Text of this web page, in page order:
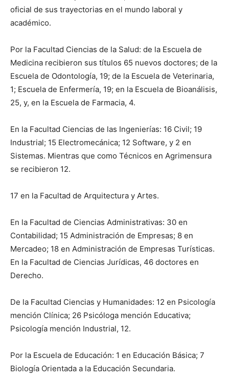
oficial de sus trayectorias en el mundo laboral y
académico.
Por la Facultad Ciencias de la Salud: de la Escuela de
Medicina recibieron sus títulos 65 nuevos doctores; de la
Escuela de Odontología, 19; de la Escuela de Veterinaria,
1; Escuela de Enfermería, 19; en la Escuela de Bioanálisis,
25, y, en la Escuela de Farmacia, 4.
En la Facultad Ciencias de las Ingenierías: 16 Civil; 19
Industrial; 15 Electromecánica; 12 Software, y 2 en
Sistemas. Mientras que como Técnicos en Agrimensura
se recibieron 12.
17 en la Facultad de Arquitectura y Artes.
En la Facultad de Ciencias Administrativas: 30 en
Contabilidad; 15 Administración de Empresas; 8 en
Mercadeo; 18 en Administración de Empresas Turísticas.
En la Facultad de Ciencias Jurídicas, 46 doctores en
Derecho.
De la Facultad Ciencias y Humanidades: 12 en Psicología
mención Clínica; 26 Psicóloga mención Educativa;
Psicología mención Industrial, 12.
Por la Escuela de Educación: 1 en Educación Básica; 7
Biología Orientada a la Educación Secundaria.